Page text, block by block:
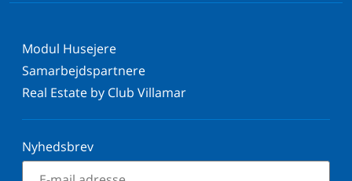
Modul Husejere
Samarbejdspartnere
Real Estate by Club Villamar
Nyhedsbrev